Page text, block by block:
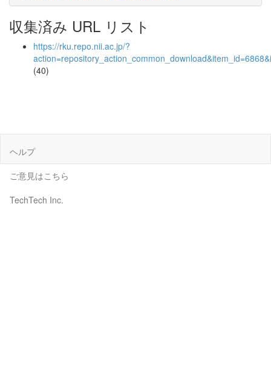
収集済み URL リスト
https://rku.repo.nii.ac.jp/?
(40)
ヘルプ
ご意見はこちら
TechTech Inc.